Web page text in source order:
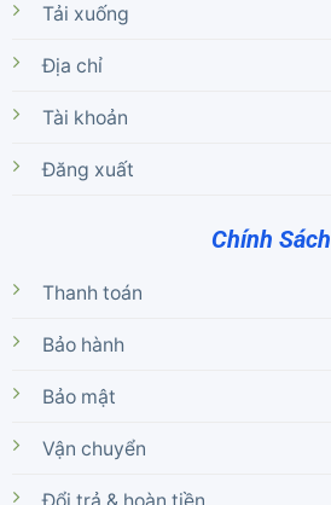
Tải xuống
Địa chỉ
Tài khoản
Đăng xuất
Chính Sách
Thanh toán
Bảo hành
Bảo mật
Vận chuyển